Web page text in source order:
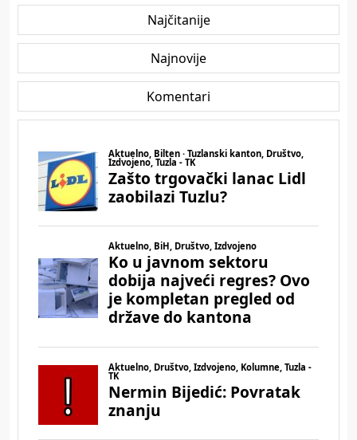
Najčitanije
Najnovije
Komentari